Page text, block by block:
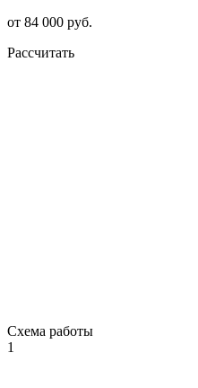
от 84 000 руб.
Рассчитать
Схема работы
1